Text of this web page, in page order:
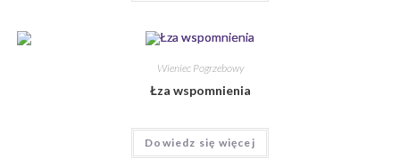
Wieniec Pogrzebowy
Łza wspomnienia
Dowiedz się więcej